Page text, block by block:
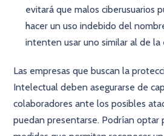
evitará que malos ciberusuarios
hacer un uso indebido del
intenten usar uno similar al de la
Las empresas que buscan la
Intelectual deben asegurarse de
colaboradores ante los posibles
puedan presentarse. Podrían optar